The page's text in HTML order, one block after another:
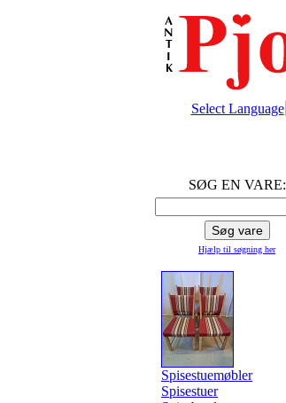
Select Language
SØG EN VARE:
Hjælp til søgning her
Spisestuemøbler
Spisestuer